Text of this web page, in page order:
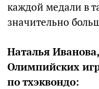
каждой медали в
значительно
Наталья
Олимпийских
по тхэквондо: